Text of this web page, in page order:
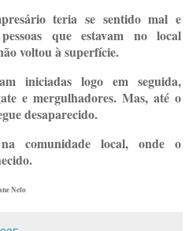
teria se sentido mal e
que estavam no local
voltou à superfície.
iniciadas logo em seguida,
e mergulhadores. Mas, até o
desaparecido.
comunidade local, onde o
Neto